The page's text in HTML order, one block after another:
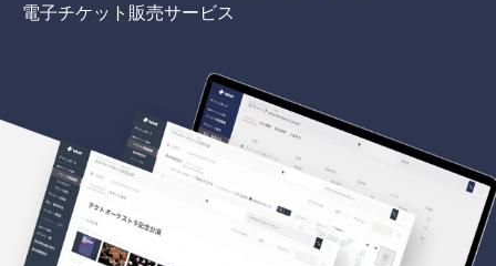
電子チケット販売サービス